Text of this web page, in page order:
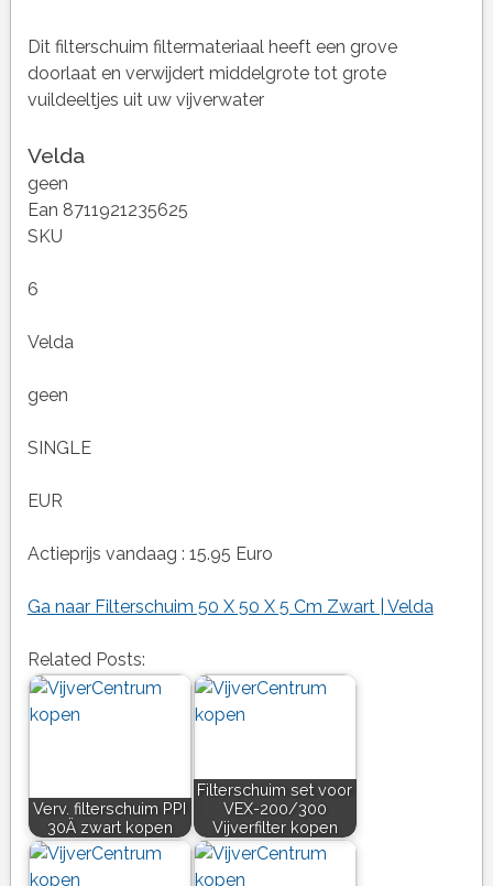
Dit filterschuim filtermateriaal heeft een grove
doorlaat en verwijdert middelgrote tot grote
vuildeeltjes uit uw vijverwater
Velda
geen
Ean 8711921235625
SKU
6
Velda
geen
SINGLE
EUR
Actieprijs vandaag : 15.95 Euro
Ga naar Filterschuim 50 X 50 X 5 Cm Zwart | Velda
Related Posts:
Verv. filterschuim PPI
30Ä zwart kopen
Filterschuim set voor
VEX-200/300
Vijverfilter kopen